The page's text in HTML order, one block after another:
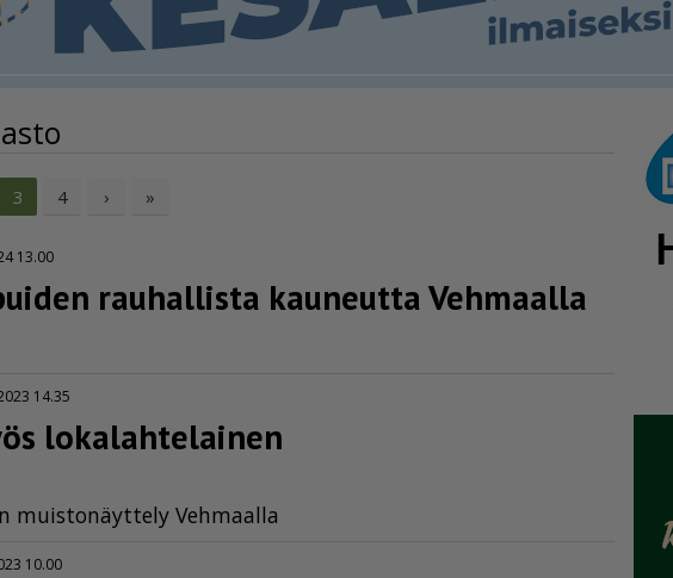
3 4 › »
13.00
rauhallista kauneutta Vehmaalla
14.35
lokalah­te­lainen
muis­to­näyt­te­ly Veh­maal­la
10.00